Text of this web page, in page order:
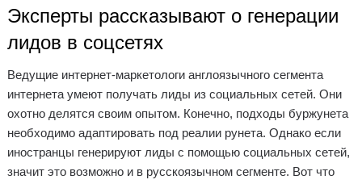
Эксперты рассказывают о генерации
лидов в соцсетях
Ведущие интернет-маркетологи англоязычного сегмента
интернета умеют получать лиды из социальных сетей. Они
охотно делятся своим опытом. Конечно, подходы буржунета
необходимо адаптировать под реалии рунета. Однако если
иностранцы генерируют лиды с помощью социальных сетей,
значит это возможно и в русскоязычном сегменте. Вот что